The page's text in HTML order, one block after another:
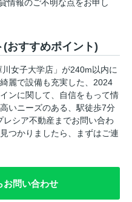
情報のご不明な点をお申し
おすすめポイント)
女子大学店」が240m以内に
麗で設備も充実した、2024
ンに関して、自信をもって情
いニーズのある、駅徒歩7分
シア不動産までお問い合わ
つかりましたら、まずはご連
お問い合わせ